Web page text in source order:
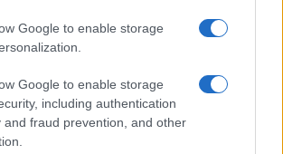
Google to enable storage
Google to enable storage
including authentication
and fraud prevention, and other